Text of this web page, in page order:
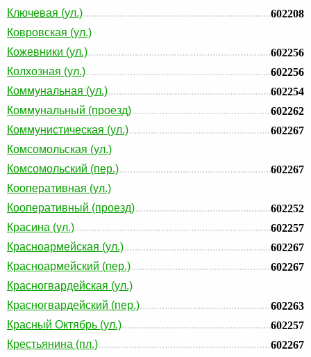
Ключевая (ул.)
602208
Ковровская (ул.)
Кожевники (ул.)
602256
Колхозная (ул.)
602256
Коммунальная (ул.)
602254
Коммунальный (проезд)
602262
Коммунистическая (ул.)
602267
Комсомольская (ул.)
Комсомольский (пер.)
602267
Кооперативная (ул.)
Кооперативный (проезд)
602252
Красина (ул.)
602257
Красноармейская (ул.)
602267
Красноармейский (пер.)
602267
Красногвардейская (ул.)
Красногвардейский (пер.)
602263
Красный Октябрь (ул.)
602257
Крестьянина (пл.)
602267